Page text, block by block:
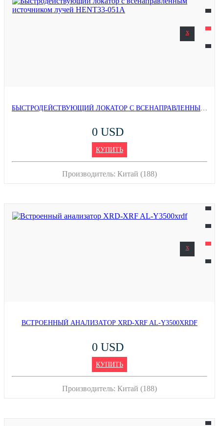
0 USD
КУПИТЬ
x
Производитель: Китай (188)
ВСТРОЕННЫЙ АНАЛИЗАТОР XRD-XRF AL-Y3500XRDF
0 USD
КУПИТЬ
x
Производитель: Китай (188)